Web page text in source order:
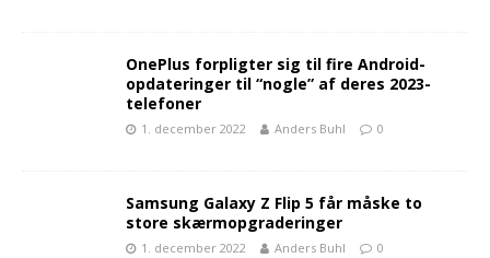
OnePlus forpligter sig til fire Android-
opdateringer til “nogle” af deres 2023-
telefoner
1. december 2022 Anders Buhl 0
Samsung Galaxy Z Flip 5 får måske to
store skærmopgraderinger
1. december 2022 Anders Buhl 0